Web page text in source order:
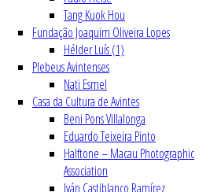
Tang Kuok Hou
Fundação Joaquim Oliveira Lopes
Hélder Luís (1)
Plebeus Avintenses
Nati Esmel
Casa da Cultura de Avintes
Beni Pons Villalonga
Eduardo Teixeira Pinto
Halftone – Macau Photographic
Association
Iván Castiblanco Ramírez